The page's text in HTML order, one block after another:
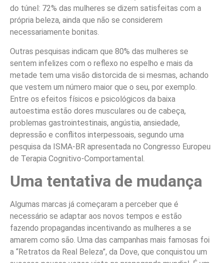
do túnel: 72% das mulheres se dizem satisfeitas com a
própria beleza, ainda que não se considerem
necessariamente bonitas.
Outras pesquisas indicam que 80% das mulheres se
sentem infelizes com o reflexo no espelho e mais da
metade tem uma visão distorcida de si mesmas, achando
que vestem um número maior que o seu, por exemplo.
Entre os efeitos físicos e psicológicos da baixa
autoestima estão dores musculares ou de cabeça,
problemas gastrointestinais, angústia, ansiedade,
depressão e conflitos interpessoais, segundo uma
pesquisa da ISMA-BR apresentada no Congresso Europeu
de Terapia Cognitivo-Comportamental.
Uma tentativa de mudança
Algumas marcas já começaram a perceber que é
necessário se adaptar aos novos tempos e estão
fazendo propagandas incentivando as mulheres a se
amarem como são. Uma das campanhas mais famosas foi
a “Retratos da Real Beleza”, da Dove, que conquistou um